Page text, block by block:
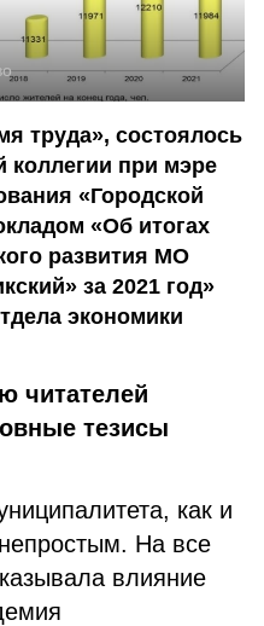
труда», состоялось
коллегии при мэре
«Городской
«Об итогах
развития МО
за 2021 год»
экономики
читателей
тезисы
как и
На все
влияние